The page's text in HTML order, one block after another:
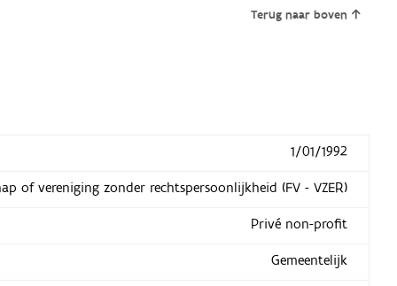
Terug naar boven
1/01/1992
of vereniging zonder rechtspersoonlijkheid (FV - VZER)
Privé non-profit
Gemeentelijk